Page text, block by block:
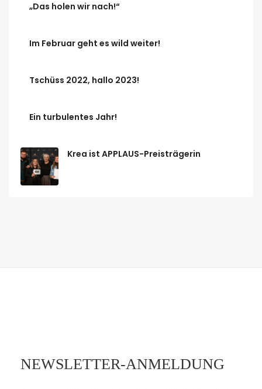
„Das holen wir nach!“
Im Februar geht es wild weiter!
Tschüss 2022, hallo 2023!
Ein turbulentes Jahr!
Krea ist APPLAUS-Preisträgerin
NEWSLETTER-ANMELDUNG